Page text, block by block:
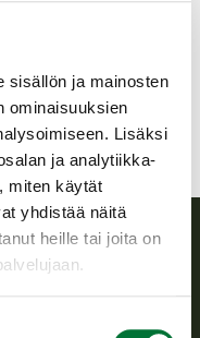
sisällön ja mainosten
ominaisuuksien
Lisäksi
ja analytiikka-
miten käytät
yhdistää näitä
heille tai joita on
riistataloutta, tukee